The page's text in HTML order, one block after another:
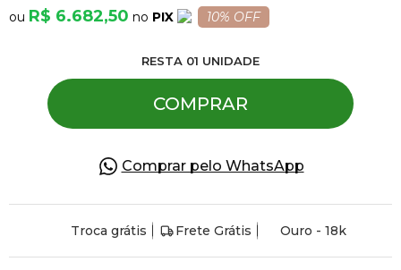
R$ 6.682,50 PIX 10% OFF
RESTA 01 UNIDADE
COMPRAR
Comprar pelo WhatsApp
Troca grátis Frete Grátis Ouro - 18k
Piercing
Pedras Preciosas
Presente
OFERTAS